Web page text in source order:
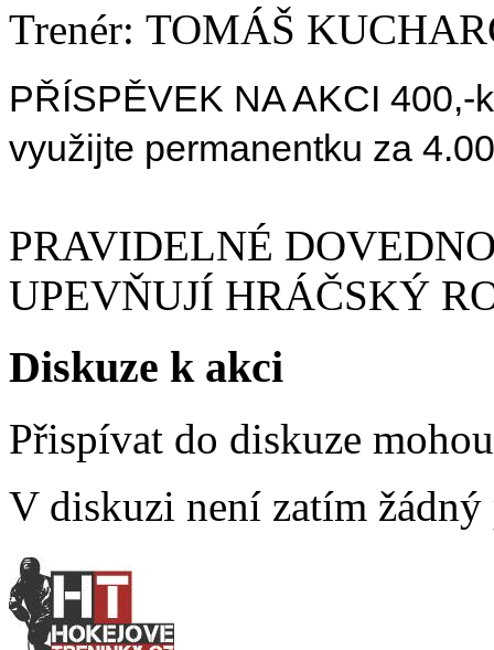
Trenér: TOMÁŠ
PŘÍSPĚVEK NA AKCI 400,-
využijte permanentku za
PRAVIDELNÉ
UPEVŇUJÍ HRÁČSKÝ
Diskuze k akci
Přispívat do diskuze
V diskuzi není zatím žádný